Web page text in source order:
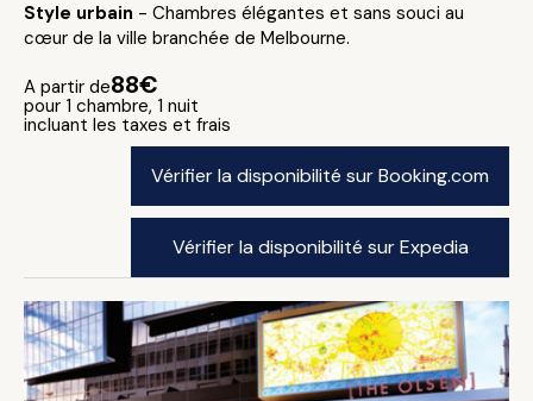
Style urbain - Chambres élégantes et sans souci au
cœur de la ville branchée de Melbourne.
A partir de88€
pour 1 chambre, 1 nuit
incluant les taxes et frais
Vérifier la disponibilité sur Booking.com
Vérifier la disponibilité sur Expedia